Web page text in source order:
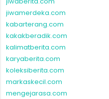
jiwamerdeka.com
kabarterang.com
kakakberadik.com
kalimatberita.com
karyaberita.com
koleksiberita.com
markaskecil.com
mengejarasa.com